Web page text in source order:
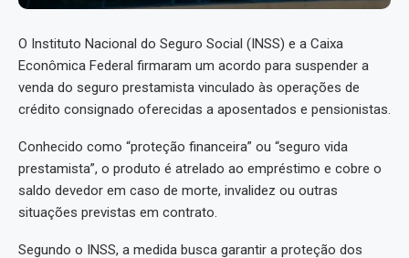
O Instituto Nacional do Seguro Social (INSS) e a Caixa
Econômica Federal firmaram um acordo para suspender a
venda do seguro prestamista vinculado às operações de
crédito consignado oferecidas a aposentados e pensionistas.
Conhecido como “proteção financeira” ou “seguro vida
prestamista”, o produto é atrelado ao empréstimo e cobre o
saldo devedor em caso de morte, invalidez ou outras
situações previstas em contrato.
Segundo o INSS, a medida busca garantir a proteção dos